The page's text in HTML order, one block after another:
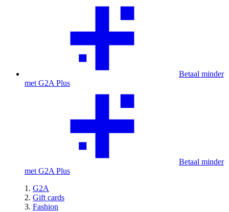
Betaal minder
met G2A Plus
Betaal minder
met G2A Plus
G2A
Gift cards
Fashion